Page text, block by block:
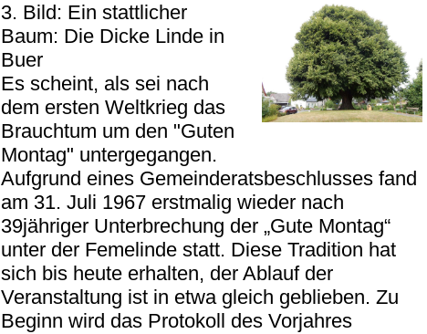
3. Bild: Ein stattlicher
Baum: Die Dicke Linde in
Buer
Es scheint, als sei nach
dem ersten Weltkrieg das
Brauchtum um den "Guten
Montag" untergegangen.
Aufgrund eines Gemeinderatsbeschlusses fand
am 31. Juli 1967 erstmalig wieder nach
39jähriger Unterbrechung der „Gute Montag“
unter der Femelinde statt. Diese Tradition hat
sich bis heute erhalten, der Ablauf der
Veranstaltung ist in etwa gleich geblieben. Zu
Beginn wird das Protokoll des Vorjahres